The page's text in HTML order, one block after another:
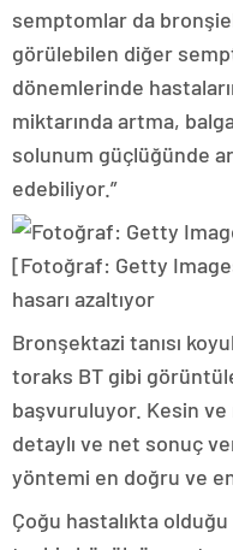
semptomlar da
görülebilen diğer
dönemlerinde
miktarında artma,
solunum güçlüğünde
edebiliyor.”
[Fotoğraf: Getty
hasarı azaltıyor
Bronşektazi tanısı
toraks BT gibi
başvuruluyor. Kesin
detaylı ve net sonuç
yöntemi en doğru ve
Çoğu hastalıkta